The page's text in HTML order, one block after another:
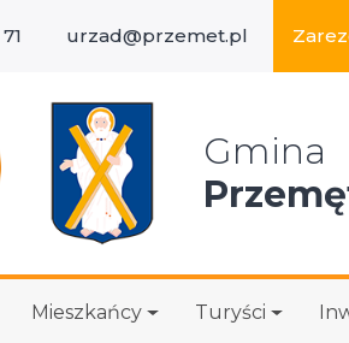
urzad@przemet.pl
Gmina
Mieszkańcy Turyści
Wyszukaj w